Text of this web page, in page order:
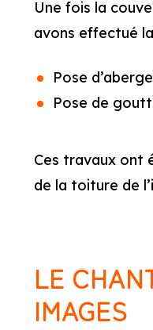
Une fois la
avons effectué
Pose
Pose de
Ces travaux ont
de la toiture de
LE
IMAGES